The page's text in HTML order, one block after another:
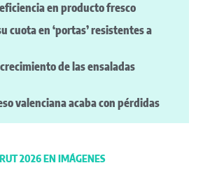
en producto fresco
cuota en ‘portas’ resistentes a
de las ensaladas
valenciana acaba con pérdidas
2026 EN IMÁGENES